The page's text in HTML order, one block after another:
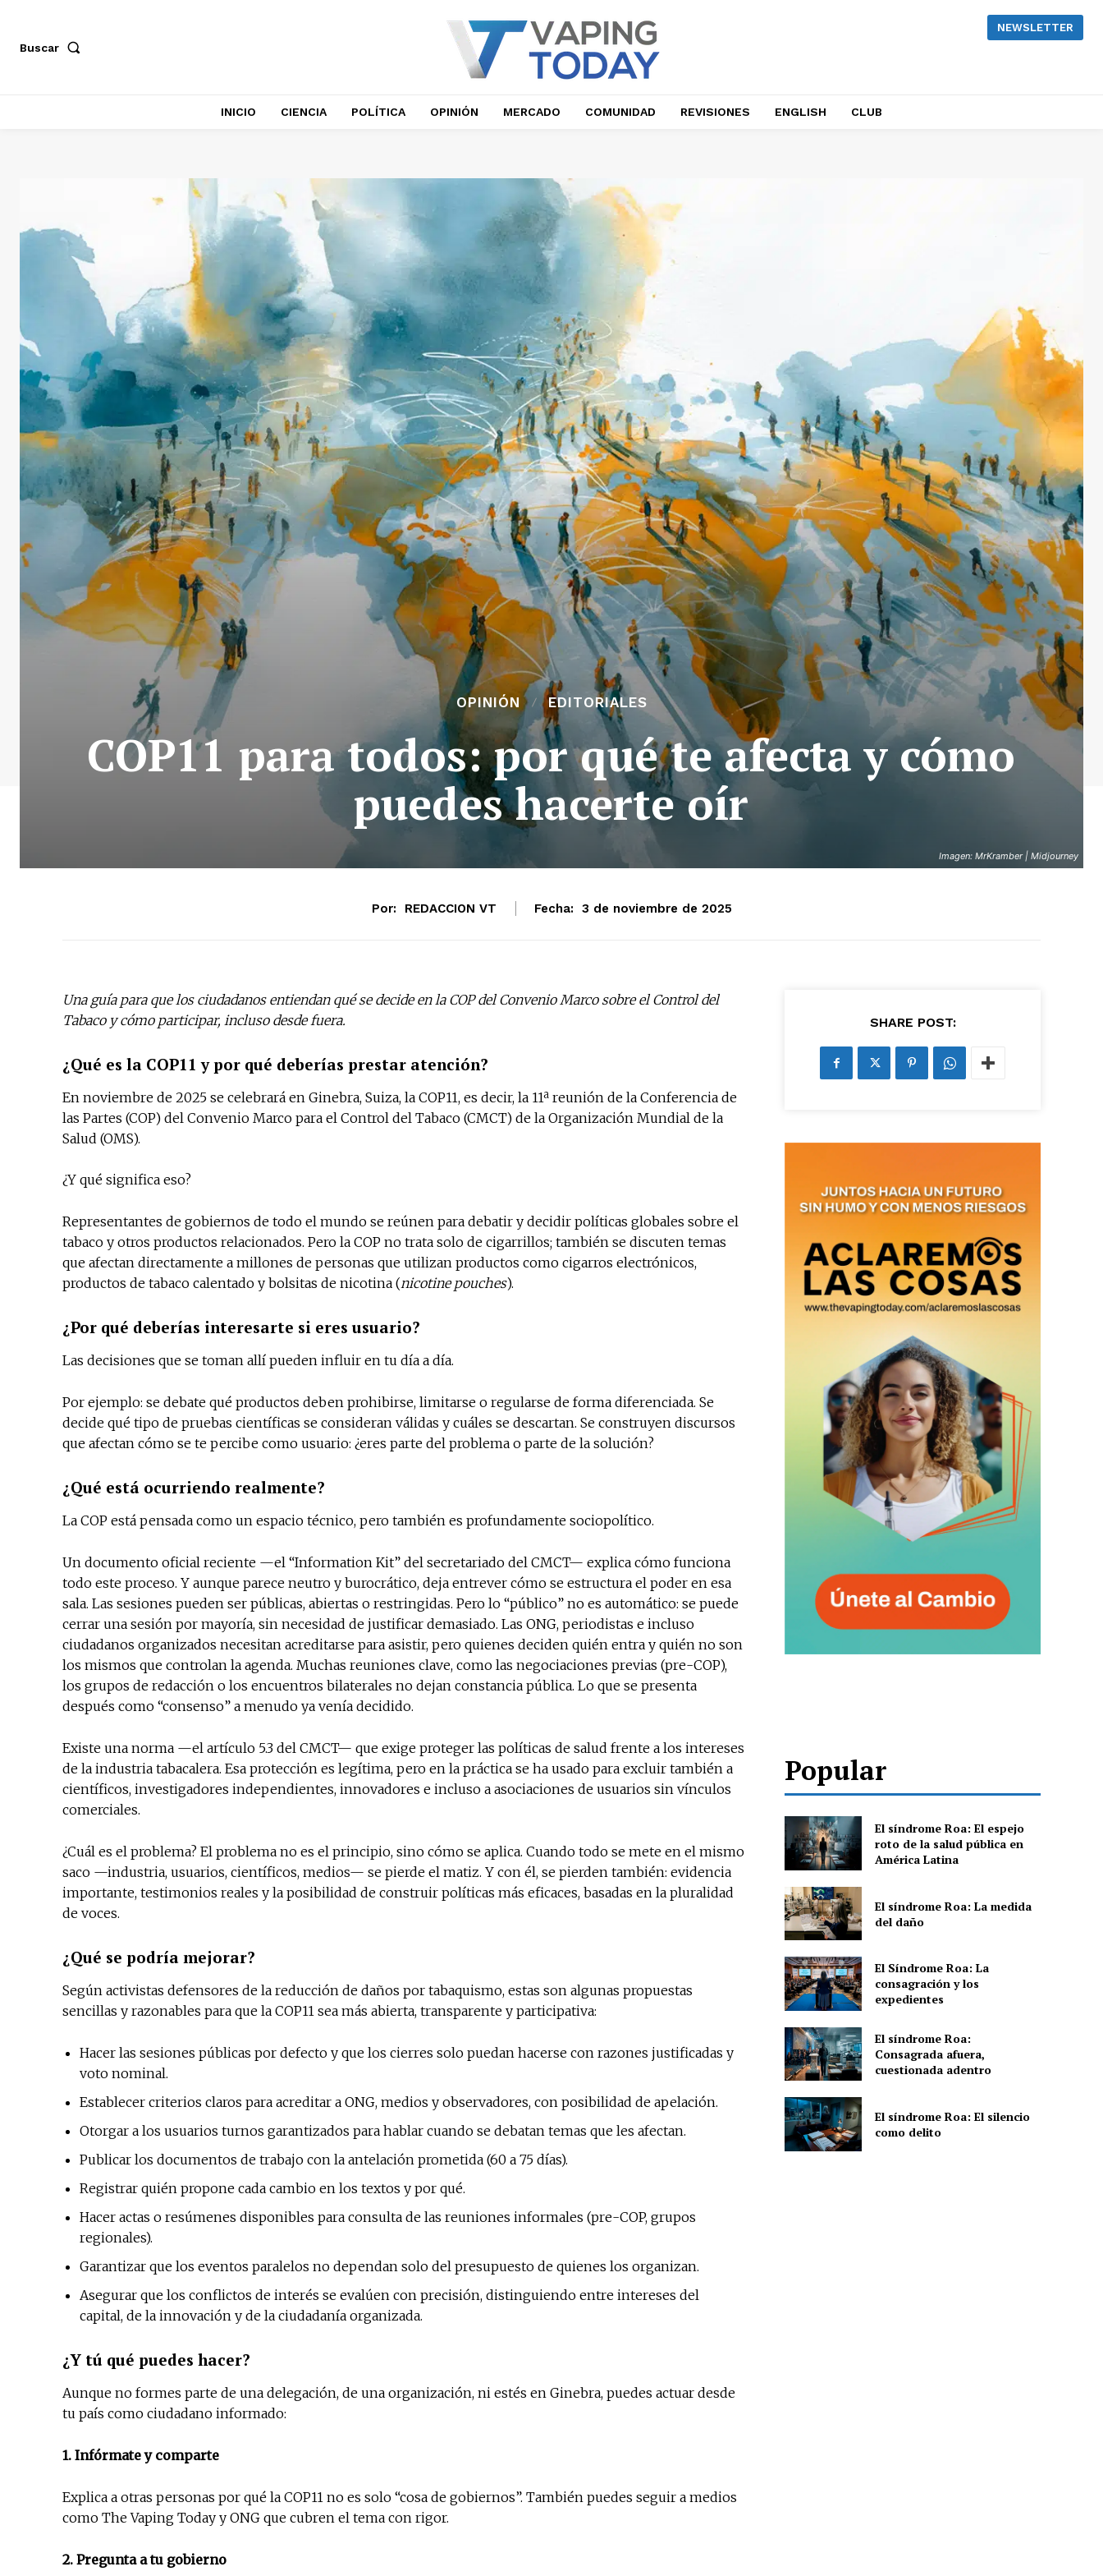
noticias
Suscríbete a nuestro boletín diario y recibe todas las
noticias del vapeo y la reducción de daños en tu correo
Subscribe to our daily clipping and receive all the news
SUBSCRIBIRSE
Buscar
NEWSLETTER
INICIO CIENCIA POLÍTICA OPINIÓN MERCADO COMUNIDAD REVISIONES ENGLISH CLUB
Imagen: MrKramber | Midjourney
OPINIÓN EDITORIALES
COP11 para todos: por qué te afecta y cómo
puedes hacerte oír
Por: REDACCION VT Fecha: 3 de noviembre de 2025
Una guía para que los ciudadanos entiendan qué se decide en la COP del Convenio Marco sobre el Control del
Tabaco y cómo participar, incluso desde fuera.
¿Qué es la COP11 y por qué deberías prestar atención?
En noviembre de 2025 se celebrará en Ginebra, Suiza, la COP11, es decir, la 11ª reunión de la Conferencia de
las Partes (COP) del Convenio Marco para el Control del Tabaco (CMCT) de la Organización Mundial de la
Salud (OMS).
¿Y qué significa eso?
Representantes de gobiernos de todo el mundo se reúnen para debatir y decidir políticas globales sobre el
tabaco y otros productos relacionados. Pero la COP no trata solo de cigarrillos; también se discuten temas
que afectan directamente a millones de personas que utilizan productos como cigarros electrónicos,
productos de tabaco calentado y bolsitas de nicotina (nicotine pouches).
¿Por qué deberías interesarte si eres usuario?
Las decisiones que se toman allí pueden influir en tu día a día.
Por ejemplo: se debate qué productos deben prohibirse, limitarse o regularse de forma diferenciada. Se
decide qué tipo de pruebas científicas se consideran válidas y cuáles se descartan. Se construyen discursos
que afectan cómo se te percibe como usuario: ¿eres parte del problema o parte de la solución?
¿Qué está ocurriendo realmente?
La COP está pensada como un espacio técnico, pero también es profundamente sociopolítico.
Un documento oficial reciente —el “Information Kit” del secretariado del CMCT— explica cómo funciona
todo este proceso. Y aunque parece neutro y burocrático, deja entrever cómo se estructura el poder en esa
sala. Las sesiones pueden ser públicas, abiertas o restringidas. Pero lo “público” no es automático: se puede
cerrar una sesión por mayoría, sin necesidad de justificar demasiado. Las ONG, periodistas e incluso
ciudadanos organizados necesitan acreditarse para asistir, pero quienes deciden quién entra y quién no son
los mismos que controlan la agenda. Muchas reuniones clave, como las negociaciones previas (pre-COP),
los grupos de redacción o los encuentros bilaterales no dejan constancia pública. Lo que se presenta
después como “consenso” a menudo ya venía decidido.
Existe una norma —el artículo 5.3 del CMCT— que exige proteger las políticas de salud frente a los intereses
de la industria tabacalera. Esa protección es legítima, pero en la práctica se ha usado para excluir también a
científicos, investigadores independientes, innovadores e incluso a asociaciones de usuarios sin vínculos
comerciales.
¿Cuál es el problema? El problema no es el principio, sino cómo se aplica. Cuando todo se mete en el mismo
saco —industria, usuarios, científicos, medios— se pierde el matiz. Y con él, se pierden también: evidencia
importante, testimonios reales y la posibilidad de construir políticas más eficaces, basadas en la pluralidad
de voces.
¿Qué se podría mejorar?
Según activistas defensores de la reducción de daños por tabaquismo, estas son algunas propuestas
sencillas y razonables para que la COP11 sea más abierta, transparente y participativa:
Hacer las sesiones públicas por defecto y que los cierres solo puedan hacerse con razones justificadas y
voto nominal.
Establecer criterios claros para acreditar a ONG, medios y observadores, con posibilidad de apelación.
Otorgar a los usuarios turnos garantizados para hablar cuando se debatan temas que les afectan.
Publicar los documentos de trabajo con la antelación prometida (60 a 75 días).
Registrar quién propone cada cambio en los textos y por qué.
Hacer actas o resúmenes disponibles para consulta de las reuniones informales (pre-COP, grupos
regionales).
Garantizar que los eventos paralelos no dependan solo del presupuesto de quienes los organizan.
Asegurar que los conflictos de interés se evalúen con precisión, distinguiendo entre intereses del
capital, de la innovación y de la ciudadanía organizada.
¿Y tú qué puedes hacer?
Aunque no formes parte de una delegación, de una organización, ni estés en Ginebra, puedes actuar desde
tu país como ciudadano informado:
1. Infórmate y comparte
Explica a otras personas por qué la COP11 no es solo “cosa de gobiernos”. También puedes seguir a medios
como The Vaping Today y ONG que cubren el tema con rigor.
2. Pregunta a tu gobierno
SHARE POST:
Popular
El síndrome Roa: El espejo
roto de la salud pública en
América Latina
El síndrome Roa: La medida
del daño
El Síndrome Roa: La
consagración y los
expedientes
El síndrome Roa:
Consagrada afuera,
cuestionada adentro
El síndrome Roa: El silencio
como delito